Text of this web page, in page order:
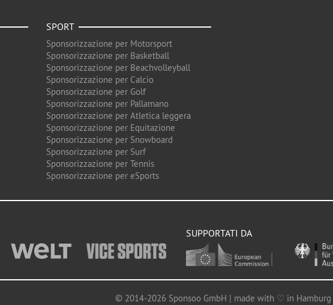
SPORT
Sponsorizzazione per Motorsport
Sponsorizzazione per Basketball
Sponsorizzazione per Beachvolleyball
Sponsorizzazione per Calcio
Sponsorizzazione per Golf
Sponsorizzazione per Pallamano
Sponsorizzazione per Atletica leggera
Sponsorizzazione per Equitazione
Sponsorizzazione per Snowboard
Sponsorizzazione per Surf
Sponsorizzazione per Tennis
Sponsorizzazione per eSports
SUPPORTATI DA
© 2014-2026 Sponsoo GmbH | made with ♡ in Hamburg